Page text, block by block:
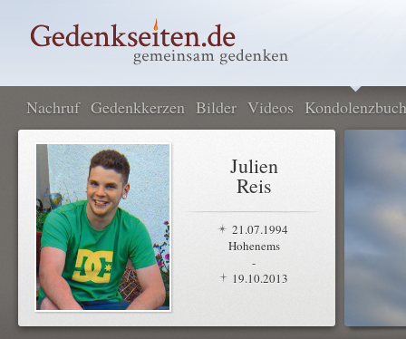
Nachruf Gedenkkerzen Bilder Videos Kondolenzbuch
Julien
Reis
21.07.1994
Hohenems
-
19.10.2013